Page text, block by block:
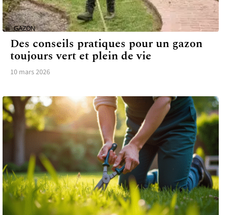
GAZON
Des conseils pratiques pour un gazon
toujours vert et plein de vie
10 mars 2026